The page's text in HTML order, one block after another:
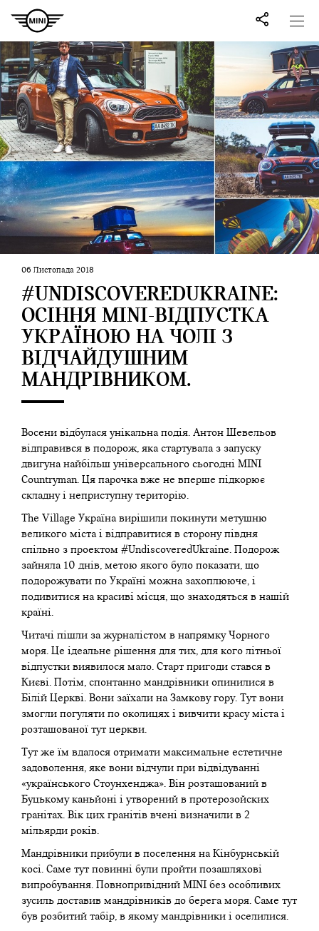
06 Листопада 2018
#UNDISCOVEREDUKRAINE:
ОСІННЯ MINI-ВІДПУСТКА
УКРАЇНОЮ НА ЧОЛІ З
ВІДЧАЙДУШНИМ
МАНДРІВНИКОМ.
Восени відбулася унікальна подія. Антон Шевельов
відправився в подорож, яка стартувала з запуску
двигуна найбільш універсального сьогодні MINI
Countryman. Ця парочка вже не вперше підкорює
складну і неприступну територію.
The Village Україна вирішили покинути метушню
великого міста і відправитися в сторону півдня
спільно з проектом #UndiscoveredUkraine. Подорож
зайняла 10 днів, метою якого було показати, що
подорожувати по Україні можна захоплююче, і
подивитися на красиві місця, що знаходяться в нашій
країні.
Читачі пішли за журналістом в напрямку Чорного
моря. Це ідеальне рішення для тих, для кого літньої
відпустки виявилося мало. Старт пригоди стався в
Києві. Потім, спонтанно мандрівники опинилися в
Білій Церкві. Вони заїхали на Замкову гору. Тут вони
змогли погуляти по околицях і вивчити красу міста і
розташованої тут церкви.
Тут же їм вдалося отримати максимальне естетичне
задоволення, яке вони відчули при відвідуванні
«українського Стоунхенджа». Він розташований в
Буцькому каньйоні і утворений в протерозойских
гранітах. Вік цих гранітів вчені визначили в 2
мільярди років.
Мандрівники прибули в поселення на Кінбурнській
косі. Саме тут повинні були пройти позашляхові
випробування. Повнопривідний MINI без особливих
зусиль доставив мандрівників до берега моря. Саме тут
був розбитий табір, в якому мандрівники і оселилися.